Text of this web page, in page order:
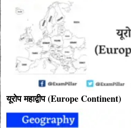
यूरोप महाद्वीप (Europe Continent)